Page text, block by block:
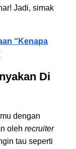
Jadi, simak
“Kenapa
Di
dengan
oleh recruiter
tau seperti